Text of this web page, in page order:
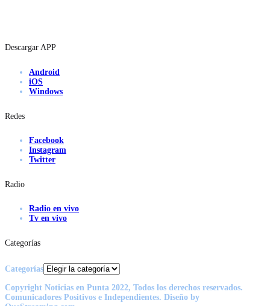
Descargar APP
Android
iOS
Windows
Redes
Facebook
Instagram
Twitter
Radio
Radio en vivo
Tv en vivo
Categorías
Categorías
Copyright Noticias en Punta 2022, Todos los derechos reservados.
Comunicadores Positivos e Independientes. Diseño by